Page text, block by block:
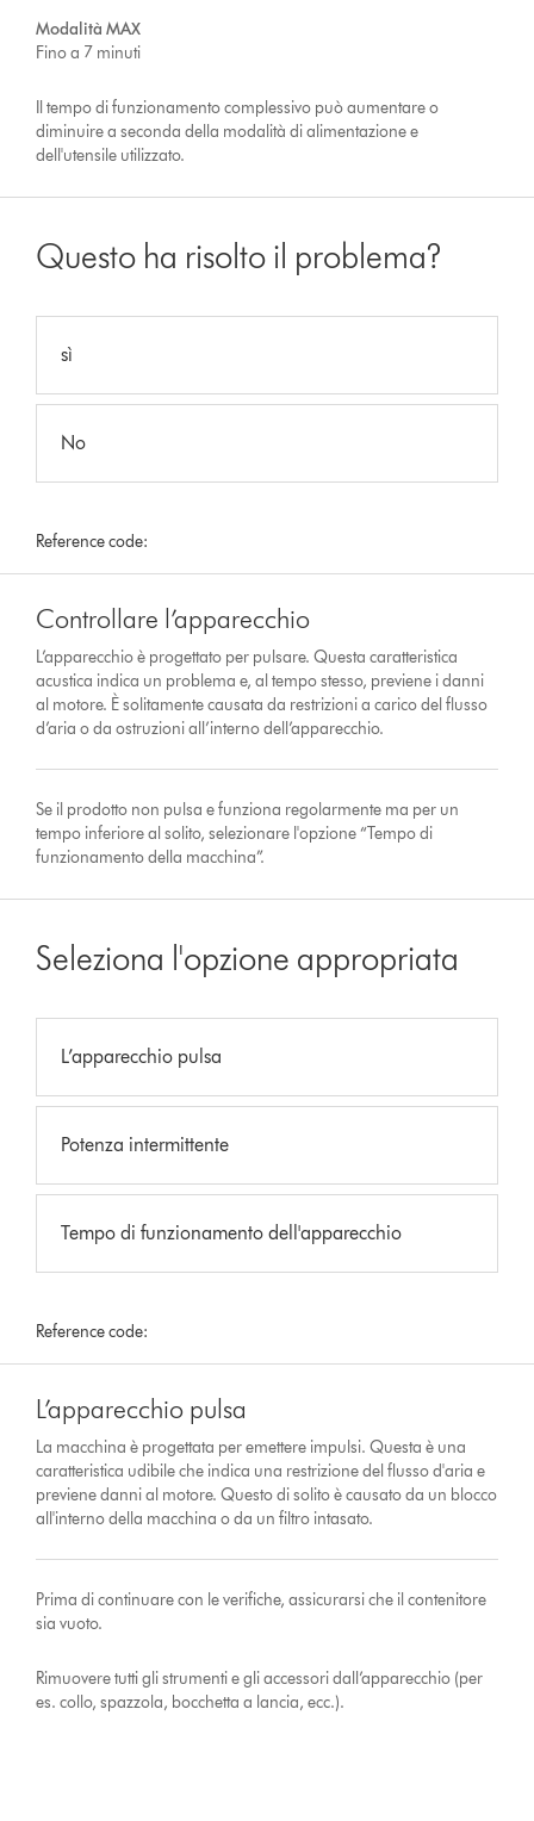
Modalità MAX
Fino a 7 minuti
Il tempo di funzionamento complessivo può aumentare o
diminuire a seconda della modalità di alimentazione e
dell'utensile utilizzato.
Questo ha risolto il problema?
sì
No
Reference code:
Controllare l’apparecchio
L’apparecchio è progettato per pulsare. Questa caratteristica
acustica indica un problema e, al tempo stesso, previene i danni
al motore. È solitamente causata da restrizioni a carico del flusso
d’aria o da ostruzioni all’interno dell’apparecchio.
Se il prodotto non pulsa e funziona regolarmente ma per un
tempo inferiore al solito, selezionare l'opzione “Tempo di
funzionamento della macchina”.
Seleziona l'opzione appropriata
L’apparecchio pulsa
Potenza intermittente
Tempo di funzionamento dell'apparecchio
Reference code:
L’apparecchio pulsa
La macchina è progettata per emettere impulsi. Questa è una
caratteristica udibile che indica una restrizione del flusso d'aria e
previene danni al motore. Questo di solito è causato da un blocco
all'interno della macchina o da un filtro intasato.
Prima di continuare con le verifiche, assicurarsi che il contenitore
sia vuoto.
Rimuovere tutti gli strumenti e gli accessori dall’apparecchio (per
es. collo, spazzola, bocchetta a lancia, ecc.).